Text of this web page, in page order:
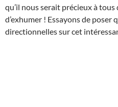
qu’il nous serait précieux à tous
d’exhumer ! Essayons de poser
directionnelles sur cet